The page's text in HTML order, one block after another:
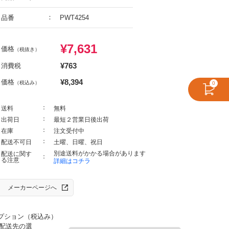
品番 PWT4254
価格 （税抜き） ¥7,631
消費税 ¥763
価格 （税込み） ¥8,394
送料
無料
出荷日
最短２営業日後出荷
在庫
注文受付中
配送不可日
土曜、日曜、祝日
配送に関す
る注意
別途送料がかかる場合があります
詳細はコチラ
メーカーページへ
ション（税込み）
送先の選
0